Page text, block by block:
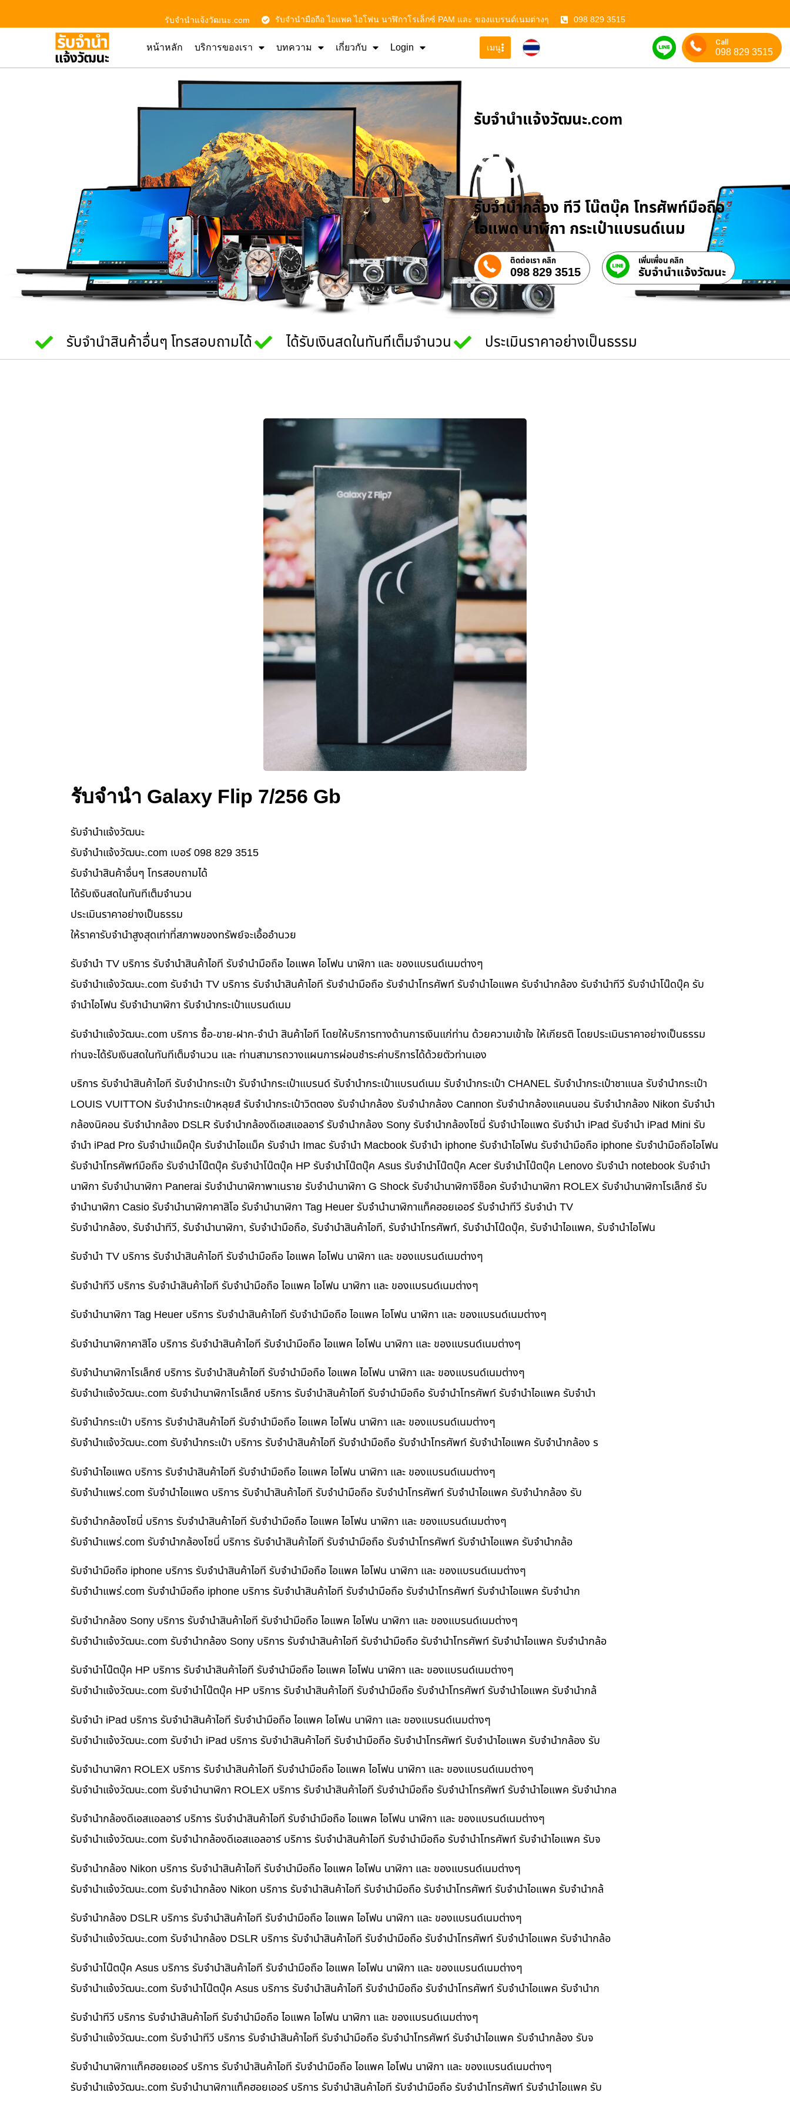
รับจํานําแจ้งวัฒนะ.com รับจำนำมือถือ ไอแพค ไอโฟน นาฬิกาโรเล็กซ์ PAM และ ของแบรนด์เนมต่างๆ 098 829 3515
หน้าหลัก บริการของเรา บทความ เกี่ยวกับ Login เมนู
Call
098 829 3515
รับจํานําแจ้งวัฒนะ.com
รับจำนำสินค้าไอที
รับจำนำกล้อง ทีวี โน๊ตบุ๊ค โทรศัพท์มือถือ
ไอแพด นาฬิกา กระเป๋าแบรนด์เนม
ติดต่อเรา คลิก
098 829 3515
เพิ่มเพื่อน คลิก
รับจํานําแจ้งวัฒนะ
รับจำนำสินค้าอื่นๆ โทรสอบถามได้ ได้รับเงินสดในทันทีเต็มจำนวน ประเมินราคาอย่างเป็นธรรม
รับจำนำ Galaxy Flip 7/256 Gb
รับจํานําแจ้งวัฒนะ
รับจํานําแจ้งวัฒนะ.com เบอร์ 098 829 3515
รับจำนำสินค้าอื่นๆ โทรสอบถามได้
ได้รับเงินสดในทันทีเต็มจำนวน
ประเมินราคาอย่างเป็นธรรม
ให้ราคารับจำนำสูงสุดเท่าที่สภาพของทรัพย์จะเอื้ออำนวย
รับจำนำ TV บริการ รับจำนำสินค้าไอที รับจำนำมือถือ ไอแพค ไอโฟน นาฬิกา และ ของแบรนด์เนมต่างๆ
รับจํานําแจ้งวัฒนะ.com รับจำนำ TV บริการ รับจำนำสินค้าไอที รับจำนำมือถือ รับจำนำโทรศัพท์ รับจำนำไอแพค รับจำนำกล้อง รับจำนำทีวี รับจำนำโน๊ดบุ๊ค รับ
จำนำไอโฟน รับจำนำนาฬิกา รับจำนำกระเป๋าแบรนด์เนม
รับจํานําแจ้งวัฒนะ.com บริการ ซื้อ-ขาย-ฝาก-จำนำ สินค้าไอที โดยให้บริการทางด้านการเงินแก่ท่าน ด้วยความเข้าใจ ให้เกียรติ โดยประเมินราคาอย่างเป็นธรรม
ท่านจะได้รับเงินสดในทันทีเต็มจำนวน และ ท่านสามารถวางแผนการผ่อนชำระค่าบริการได้ด้วยตัวท่านเอง
บริการ รับจำนำสินค้าไอที รับจำนำกระเป๋า รับจำนำกระเป๋าแบรนด์ รับจำนำกระเป๋าแบรนด์เนม รับจำนำกระเป๋า CHANEL รับจำนำกระเป๋าชาแนล รับจำนำกระเป๋า
LOUIS VUITTON รับจำนำกระเป๋าหลุยส์ รับจำนำกระเป๋าวิตตอง รับจำนำกล้อง รับจำนำกล้อง Cannon รับจำนำกล้องแคนนอน รับจำนำกล้อง Nikon รับจำนำ
กล้องนิคอน รับจำนำกล้อง DSLR รับจำนำกล้องดีเอสแอลอาร์ รับจำนำกล้อง Sony รับจำนำกล้องโซนี่ รับจำนำไอแพด รับจำนำ iPad รับจำนำ iPad Mini รับ
จำนำ iPad Pro รับจำนำแม็คบุ๊ค รับจำนำไอแม็ค รับจำนำ Imac รับจำนำ Macbook รับจำนำ iphone รับจำนำไอโฟน รับจำนำมือถือ iphone รับจำนำมือถือไอโฟน
รับจำนำโทรศัพท์มือถือ รับจำนำโน๊ตบุ๊ค รับจำนำโน๊ตบุ๊ค HP รับจำนำโน๊ตบุ๊ค Asus รับจำนำโน๊ตบุ๊ค Acer รับจำนำโน๊ตบุ๊ค Lenovo รับจำนำ notebook รับจำนำ
นาฬิกา รับจำนำนาฬิกา Panerai รับจำนำนาฬิกาพาเนราย รับจำนำนาฬิกา G Shock รับจำนำนาฬิกาจีช็อค รับจำนำนาฬิกา ROLEX รับจำนำนาฬิกาโรเล็กซ์ รับ
จำนำนาฬิกา Casio รับจำนำนาฬิกาคาสิโอ รับจำนำนาฬิกา Tag Heuer รับจำนำนาฬิกาแท็คฮอยเออร์ รับจำนำทีวี รับจำนำ TV
รับจำนำกล้อง, รับจำนำทีวี, รับจำนำนาฬิกา, รับจำนำมือถือ, รับจำนำสินค้าไอที, รับจำนำโทรศัพท์, รับจำนำโน๊ดบุ๊ค, รับจำนำไอแพค, รับจำนำไอโฟน
รับจำนำ TV บริการ รับจำนำสินค้าไอที รับจำนำมือถือ ไอแพค ไอโฟน นาฬิกา และ ของแบรนด์เนมต่างๆ
รับจำนำทีวี บริการ รับจำนำสินค้าไอที รับจำนำมือถือ ไอแพค ไอโฟน นาฬิกา และ ของแบรนด์เนมต่างๆ
รับจำนำนาฬิกา Tag Heuer บริการ รับจำนำสินค้าไอที รับจำนำมือถือ ไอแพค ไอโฟน นาฬิกา และ ของแบรนด์เนมต่างๆ
รับจำนำนาฬิกาคาสิโอ บริการ รับจำนำสินค้าไอที รับจำนำมือถือ ไอแพค ไอโฟน นาฬิกา และ ของแบรนด์เนมต่างๆ
รับจำนำนาฬิกาโรเล็กซ์ บริการ รับจำนำสินค้าไอที รับจำนำมือถือ ไอแพค ไอโฟน นาฬิกา และ ของแบรนด์เนมต่างๆ
รับจํานําแจ้งวัฒนะ.com รับจำนำนาฬิกาโรเล็กซ์ บริการ รับจำนำสินค้าไอที รับจำนำมือถือ รับจำนำโทรศัพท์ รับจำนำไอแพค รับจำนำ
รับจำนำกระเป๋า บริการ รับจำนำสินค้าไอที รับจำนำมือถือ ไอแพค ไอโฟน นาฬิกา และ ของแบรนด์เนมต่างๆ
รับจํานําแจ้งวัฒนะ.com รับจำนำกระเป๋า บริการ รับจำนำสินค้าไอที รับจำนำมือถือ รับจำนำโทรศัพท์ รับจำนำไอแพค รับจำนำกล้อง ร
รับจำนำไอแพด บริการ รับจำนำสินค้าไอที รับจำนำมือถือ ไอแพค ไอโฟน นาฬิกา และ ของแบรนด์เนมต่างๆ
รับจํานําแพร่.com รับจำนำไอแพด บริการ รับจำนำสินค้าไอที รับจำนำมือถือ รับจำนำโทรศัพท์ รับจำนำไอแพค รับจำนำกล้อง รับ
รับจำนำกล้องโซนี่ บริการ รับจำนำสินค้าไอที รับจำนำมือถือ ไอแพค ไอโฟน นาฬิกา และ ของแบรนด์เนมต่างๆ
รับจํานําแพร่.com รับจำนำกล้องโซนี่ บริการ รับจำนำสินค้าไอที รับจำนำมือถือ รับจำนำโทรศัพท์ รับจำนำไอแพค รับจำนำกล้อ
รับจำนำมือถือ iphone บริการ รับจำนำสินค้าไอที รับจำนำมือถือ ไอแพค ไอโฟน นาฬิกา และ ของแบรนด์เนมต่างๆ
รับจํานําแพร่.com รับจำนำมือถือ iphone บริการ รับจำนำสินค้าไอที รับจำนำมือถือ รับจำนำโทรศัพท์ รับจำนำไอแพค รับจำนำก
รับจำนำกล้อง Sony บริการ รับจำนำสินค้าไอที รับจำนำมือถือ ไอแพค ไอโฟน นาฬิกา และ ของแบรนด์เนมต่างๆ
รับจํานําแจ้งวัฒนะ.com รับจำนำกล้อง Sony บริการ รับจำนำสินค้าไอที รับจำนำมือถือ รับจำนำโทรศัพท์ รับจำนำไอแพค รับจำนำกล้อ
รับจำนำโน๊ตบุ๊ค HP บริการ รับจำนำสินค้าไอที รับจำนำมือถือ ไอแพค ไอโฟน นาฬิกา และ ของแบรนด์เนมต่างๆ
รับจํานําแจ้งวัฒนะ.com รับจำนำโน๊ตบุ๊ค HP บริการ รับจำนำสินค้าไอที รับจำนำมือถือ รับจำนำโทรศัพท์ รับจำนำไอแพค รับจำนำกล้
รับจำนำ iPad บริการ รับจำนำสินค้าไอที รับจำนำมือถือ ไอแพค ไอโฟน นาฬิกา และ ของแบรนด์เนมต่างๆ
รับจํานําแจ้งวัฒนะ.com รับจำนำ iPad บริการ รับจำนำสินค้าไอที รับจำนำมือถือ รับจำนำโทรศัพท์ รับจำนำไอแพค รับจำนำกล้อง รับ
รับจำนำนาฬิกา ROLEX บริการ รับจำนำสินค้าไอที รับจำนำมือถือ ไอแพค ไอโฟน นาฬิกา และ ของแบรนด์เนมต่างๆ
รับจํานําแจ้งวัฒนะ.com รับจำนำนาฬิกา ROLEX บริการ รับจำนำสินค้าไอที รับจำนำมือถือ รับจำนำโทรศัพท์ รับจำนำไอแพค รับจำนำกล
รับจำนำกล้องดีเอสแอลอาร์ บริการ รับจำนำสินค้าไอที รับจำนำมือถือ ไอแพค ไอโฟน นาฬิกา และ ของแบรนด์เนมต่างๆ
รับจํานําแจ้งวัฒนะ.com รับจำนำกล้องดีเอสแอลอาร์ บริการ รับจำนำสินค้าไอที รับจำนำมือถือ รับจำนำโทรศัพท์ รับจำนำไอแพค รับจ
รับจำนำกล้อง Nikon บริการ รับจำนำสินค้าไอที รับจำนำมือถือ ไอแพค ไอโฟน นาฬิกา และ ของแบรนด์เนมต่างๆ
รับจํานําแจ้งวัฒนะ.com รับจำนำกล้อง Nikon บริการ รับจำนำสินค้าไอที รับจำนำมือถือ รับจำนำโทรศัพท์ รับจำนำไอแพค รับจำนำกล้
รับจำนำกล้อง DSLR บริการ รับจำนำสินค้าไอที รับจำนำมือถือ ไอแพค ไอโฟน นาฬิกา และ ของแบรนด์เนมต่างๆ
รับจํานําแจ้งวัฒนะ.com รับจำนำกล้อง DSLR บริการ รับจำนำสินค้าไอที รับจำนำมือถือ รับจำนำโทรศัพท์ รับจำนำไอแพค รับจำนำกล้อ
รับจำนำโน๊ตบุ๊ค Asus บริการ รับจำนำสินค้าไอที รับจำนำมือถือ ไอแพค ไอโฟน นาฬิกา และ ของแบรนด์เนมต่างๆ
รับจํานําแจ้งวัฒนะ.com รับจำนำโน๊ตบุ๊ค Asus บริการ รับจำนำสินค้าไอที รับจำนำมือถือ รับจำนำโทรศัพท์ รับจำนำไอแพค รับจำนำก
รับจำนำทีวี บริการ รับจำนำสินค้าไอที รับจำนำมือถือ ไอแพค ไอโฟน นาฬิกา และ ของแบรนด์เนมต่างๆ
รับจํานําแจ้งวัฒนะ.com รับจำนำทีวี บริการ รับจำนำสินค้าไอที รับจำนำมือถือ รับจำนำโทรศัพท์ รับจำนำไอแพค รับจำนำกล้อง รับจ
รับจำนำนาฬิกาแท็คฮอยเออร์ บริการ รับจำนำสินค้าไอที รับจำนำมือถือ ไอแพค ไอโฟน นาฬิกา และ ของแบรนด์เนมต่างๆ
รับจํานําแจ้งวัฒนะ.com รับจำนำนาฬิกาแท็คฮอยเออร์ บริการ รับจำนำสินค้าไอที รับจำนำมือถือ รับจำนำโทรศัพท์ รับจำนำไอแพค รับ